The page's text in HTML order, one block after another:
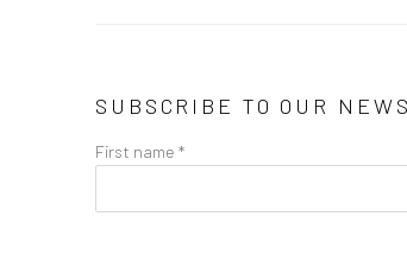
SUBSCRIBE TO OUR
First name *